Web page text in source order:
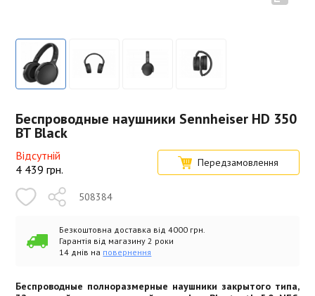
Беспроводные наушники Sennheiser HD 350
BT Black
Відсутній
4 439 грн. Передзамовлення
508384
Безкоштовна доставка від 4000 грн.
Гарантія від магазину 2 роки
14 днів на повернення
Беспроводные полноразмерные наушники закрытого типа,